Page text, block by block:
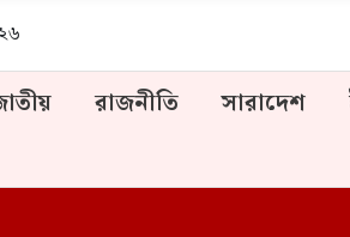
রাজনীতি সারাদেশ